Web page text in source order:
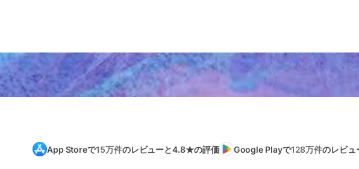
App Storeで15万件のレビューと4.8★の評価 Google Playで128万件のレビ